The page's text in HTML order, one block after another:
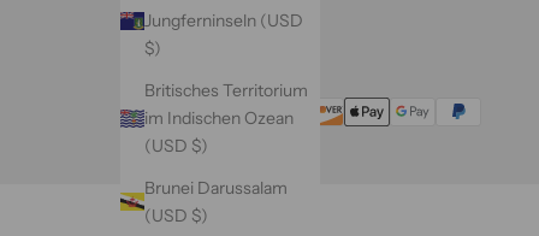
Jungferninseln (USD
$)
Britisches Territorium
im Indischen Ozean
(USD $)
Brunei Darussalam
(USD $)